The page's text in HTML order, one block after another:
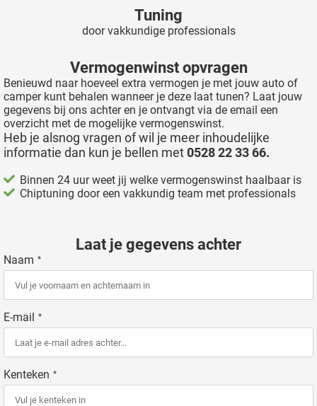
Tuning
door vakkundige professionals
Vermogenwinst opvragen
Benieuwd naar hoeveel extra vermogen je met jouw auto of
camper kunt behalen wanneer je deze laat tunen? Laat jouw
gegevens bij ons achter en je ontvangt via de email een
overzicht met de mogelijke vermogenswinst.
Heb je alsnog vragen of wil je meer inhoudelijke
informatie dan kun je bellen met0528 22 33 66.
Binnen 24 uur weet jij welke vermogenswinst haalbaar is
Chiptuning door een vakkundig team met professionals
Laat je gegevens achter
Naam *
E-mail *
Kenteken *